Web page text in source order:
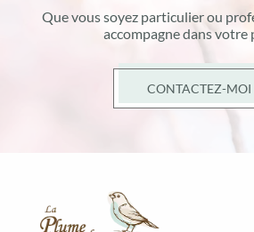
Que vous soyez particulier ou
accompagne dans votre
CONTACTEZ-MOI